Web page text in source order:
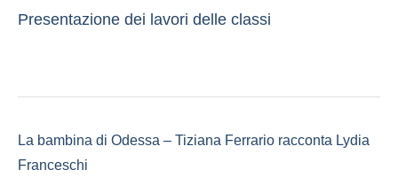
Presentazione dei lavori delle classi
La bambina di Odessa – Tiziana Ferrario racconta Lydia
Franceschi